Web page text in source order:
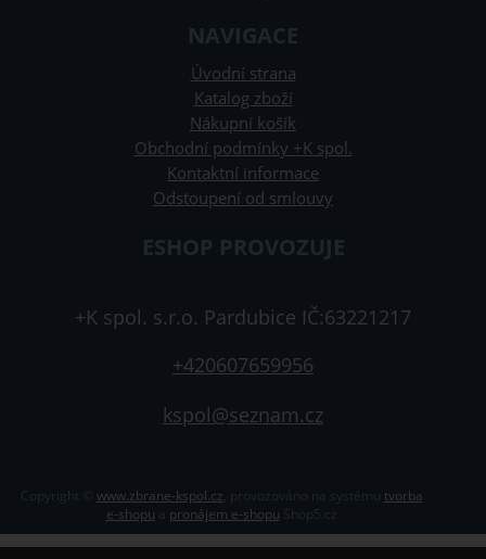
NAVIGACE
Úvodní strana
Katalog zboží
Nákupní košík
Obchodní podmínky +K spol.
Kontaktní informace
Odstoupení od smlouvy
ESHOP PROVOZUJE
+K spol. s.r.o. Pardubice IČ:63221217
+420607659956
kspol@seznam.cz
Copyright © www.zbrane-kspol.cz
tvorba
e-shopu
pronájem e-shopu